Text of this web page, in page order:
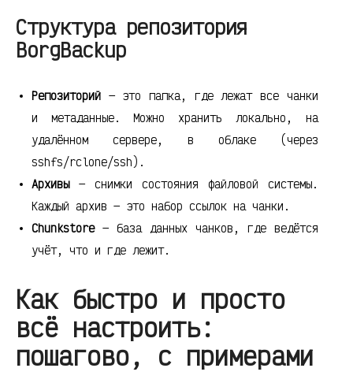
Структура репозитория
BorgBackup
Репозиторий — это папка, где лежат все чанки
и метаданные. Можно хранить локально, на
удалённом сервере, в облаке (через
sshfs/rclone/ssh).
Архивы— снимки состояния файловой системы.
Каждый архив — это набор ссылок на чанки.
Chunkstore— база данных чанков, где ведётся
учёт, что и где лежит.
Как быстро и просто
всё настроить:
пошагово, с примерами